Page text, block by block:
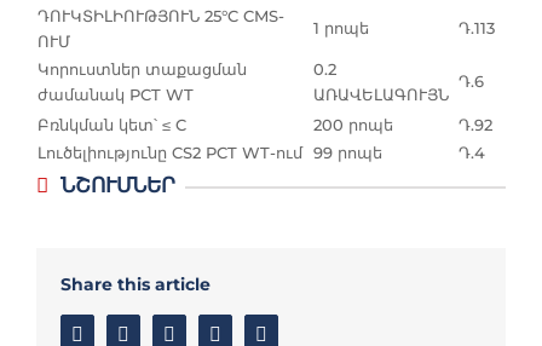
ԴՈՒԿՏԻԼԻՈՒԹՅՈՒՆ 25°C CMS-
ՈՒՄ
1 րոպե Դ.113
Կորուստներ տաքացման
ժամանակ PCT WT
0.2
ԱՌԱՎԵԼԱԳՈՒՅՆ
Դ.6
Բռնկման կետ՝ ≤ C 200 րոպե
Դ.92
Լուծելիությունը CS2 PCT WT-ում 99 րոպե Դ.4
ՆՇՈՒՄՆԵՐ
Share this article
FacebookTwitter LinkedinGoogle+